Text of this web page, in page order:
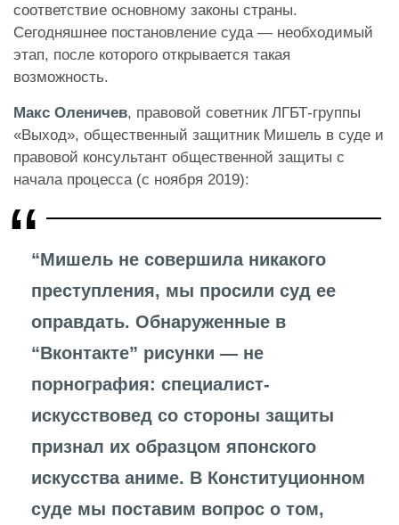
соответствие основному законы страны.
Сегодняшнее постановление суда — необходимый
этап, после которого открывается такая
возможность.
Макс Оленичев, правовой советник ЛГБТ-группы
«Выход», общественный защитник Мишель в суде и
правовой консультант общественной защиты с
начала процесса (с ноября 2019):
“Мишель не совершила никакого
преступления, мы просили суд ее
оправдать. Обнаруженные в
“Вконтакте” рисунки — не
порнография: специалист-
искусствовед со стороны защиты
признал их образцом японского
искусства аниме. В Конституционном
суде мы поставим вопрос о том,